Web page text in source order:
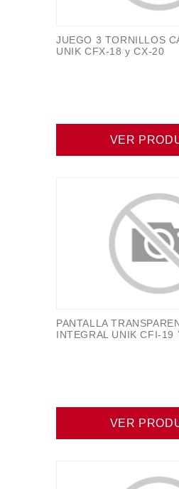
JUEGO 3 TORNILLOS
UNIK CFX-18 y CX-20
VER
PANTALLA
INTEGRAL UNIK CFI-19
VER